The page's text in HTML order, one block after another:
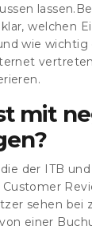
welchen
wie
mit
der ITB
sehen bei
einer